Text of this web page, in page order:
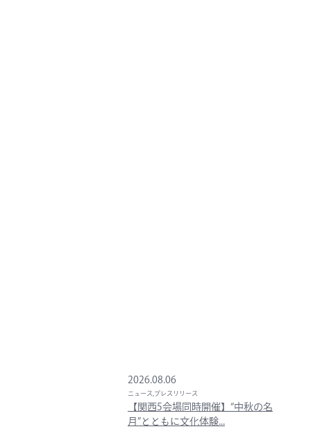
2026.08.06
ニュース,プレスリリース
【関西5会場同時開催】“中秋の名
月”とともに文化体験...